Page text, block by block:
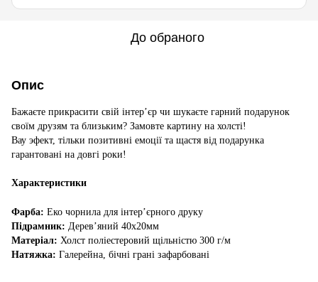
До обраного
Опис
Бажаєте прикрасити свій інтер’єр чи шукаєте гарний подарунок
своїм друзям та близьким? Замовте картину на холсті!
Вау эфект, тільки позитивні емоції та щастя від подарунка
гарантовані на довгі роки!
Характеристики
Фарба: Еко чорнила для інтер’єрного друку
Підрамник: Дерев’яний 40х20мм
Матеріал: Холст поліестеровий щільністю 300 г/м
Натяжка: Галерейна, бічні грані зафарбовані